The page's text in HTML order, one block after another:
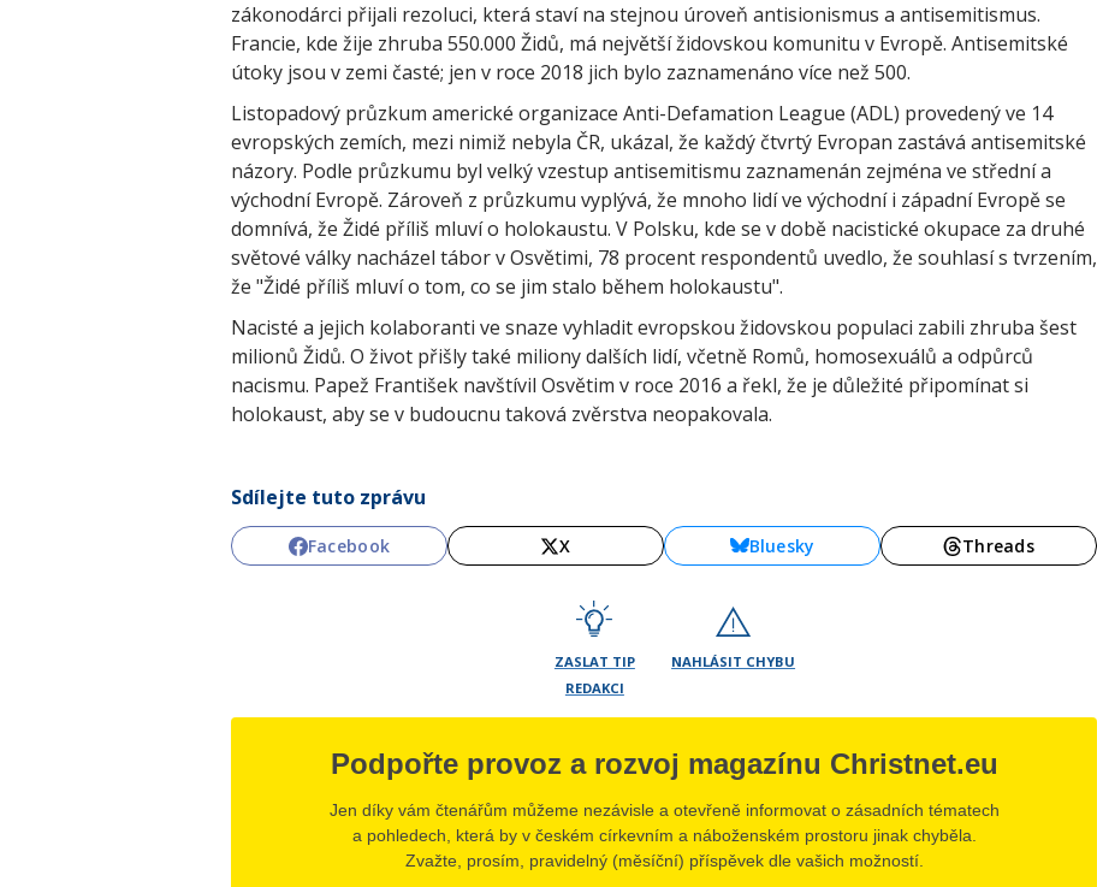
zákonodárci přijali rezoluci, která staví na stejnou úroveň antisionismus a antisemitismus.
Francie, kde žije zhruba 550.000 Židů, má největší židovskou komunitu v Evropě. Antisemitské
útoky jsou v zemi časté; jen v roce 2018 jich bylo zaznamenáno více než 500.
Listopadový průzkum americké organizace Anti-Defamation League (ADL) provedený ve 14
evropských zemích, mezi nimiž nebyla ČR, ukázal, že každý čtvrtý Evropan zastává antisemitské
názory. Podle průzkumu byl velký vzestup antisemitismu zaznamenán zejména ve střední a
východní Evropě. Zároveň z průzkumu vyplývá, že mnoho lidí ve východní i západní Evropě se
domnívá, že Židé příliš mluví o holokaustu. V Polsku, kde se v době nacistické okupace za druhé
světové války nacházel tábor v Osvětimi, 78 procent respondentů uvedlo, že souhlasí s tvrzením,
že "Židé příliš mluví o tom, co se jim stalo během holokaustu".
Nacisté a jejich kolaboranti ve snaze vyhladit evropskou židovskou populaci zabili zhruba šest
milionů Židů. O život přišly také miliony dalších lidí, včetně Romů, homosexuálů a odpůrců
nacismu. Papež František navštívil Osvětim v roce 2016 a řekl, že je důležité připomínat si
holokaust, aby se v budoucnu taková zvěrstva neopakovala.
Sdílejte tuto zprávu
Facebook X Bluesky Threads
ZASLAT TIP
REDAKCI
NAHLÁSIT CHYBU